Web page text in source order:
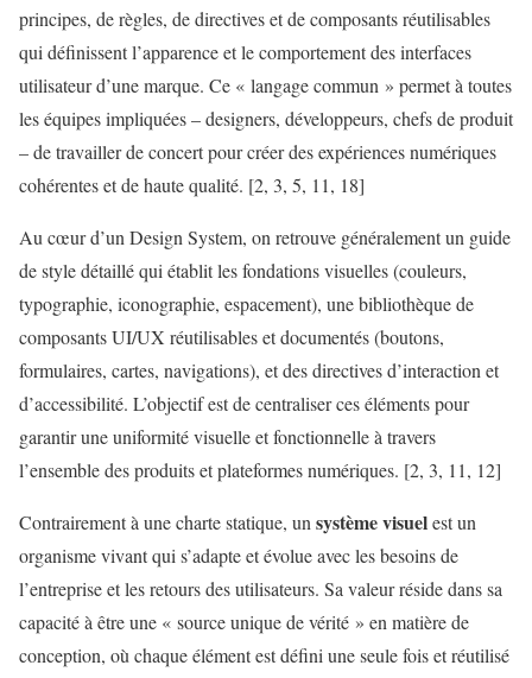
principes, de règles, de directives et de composants réutilisables
qui définissent l’apparence et le comportement des interfaces
utilisateur d’une marque. Ce « langage commun » permet à toutes
les équipes impliquées – designers, développeurs, chefs de produit
– de travailler de concert pour créer des expériences numériques
cohérentes et de haute qualité. [2, 3, 5, 11, 18]
Au cœur d’un Design System, on retrouve généralement un guide
de style détaillé qui établit les fondations visuelles (couleurs,
typographie, iconographie, espacement), une bibliothèque de
composants UI/UX réutilisables et documentés (boutons,
formulaires, cartes, navigations), et des directives d’interaction et
d’accessibilité. L’objectif est de centraliser ces éléments pour
garantir une uniformité visuelle et fonctionnelle à travers
l’ensemble des produits et plateformes numériques. [2, 3, 11, 12]
Contrairement à une charte statique, unsystème visuelest un
organisme vivant qui s’adapte et évolue avec les besoins de
l’entreprise et les retours des utilisateurs. Sa valeur réside dans sa
capacité à être une « source unique de vérité » en matière de
conception, où chaque élément est défini une seule fois et réutilisé